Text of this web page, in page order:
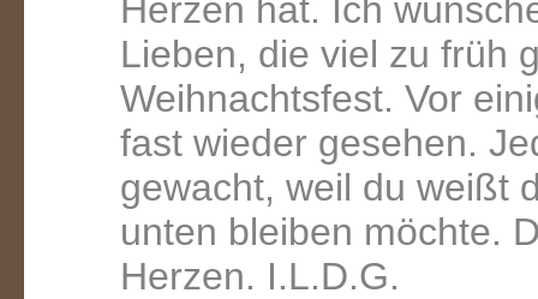
Herzen hat. Ich
Lieben, die viel zu früh
Weihnachtsfest. Vor
fast wieder gesehen.
gewacht, weil du weißt
unten bleiben möchte.
Herzen. I.L.D.G.